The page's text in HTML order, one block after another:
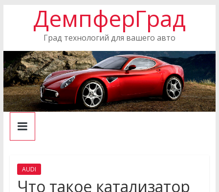
ДемпферГрад
Град технологий для вашего авто
AUDI
Что такое катализатор